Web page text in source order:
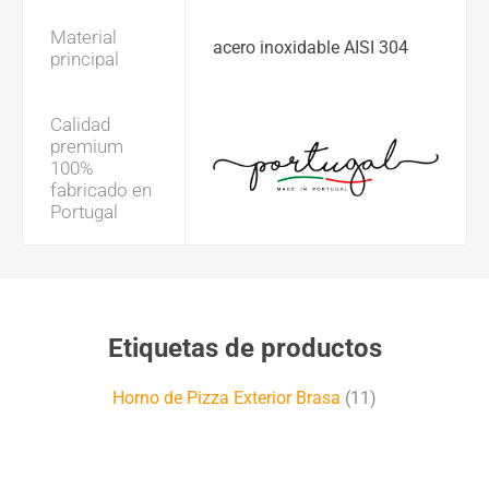
Material
principal
acero inoxidable AISI 304
Calidad
premium
100%
fabricado en
Portugal
Etiquetas de productos
Horno de Pizza Exterior Brasa (11)